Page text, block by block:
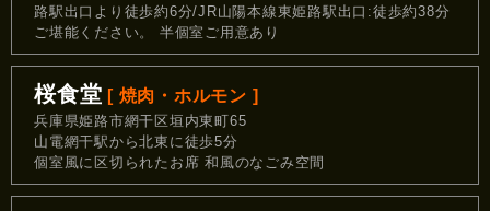
路駅出口より徒歩約6分/JR山陽本線東姫路駅出口:徒歩約38分
ご堪能ください。 半個室ご用意あり
桜食堂 [ 焼肉・ホルモン ]
兵庫県姫路市網干区垣内東町65
山電網干駅から北東に徒歩5分
個室風に区切られたお席 和風のなごみ空間